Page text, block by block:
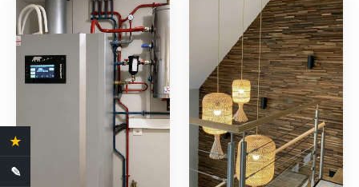
★
✎